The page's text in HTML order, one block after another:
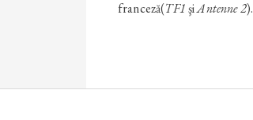
franceză(TF1şiAntenne 2).